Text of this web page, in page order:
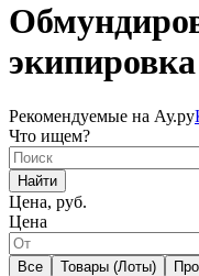
Рекомендуемые на Ау.ру
Что ищем?
Найти
Цена, руб.
Цена
Все Товары (Лоты)